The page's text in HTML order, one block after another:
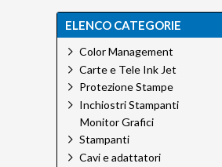
ELENCO CATEGORIE
Color Management
Carte e Tele Ink Jet
Protezione Stampe
Inchiostri Stampanti
Monitor Grafici
Stampanti
Cavi e adattatori